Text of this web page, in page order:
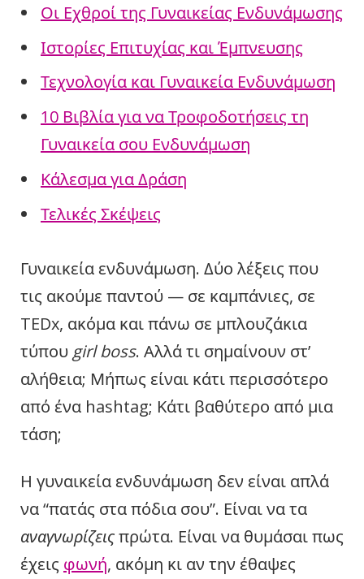
Οι Εχθροί της Γυναικείας Ενδυνάμωσης
Ιστορίες Επιτυχίας και Έμπνευσης
Τεχνολογία και Γυναικεία Ενδυνάμωση
10 Βιβλία για να Τροφοδοτήσεις τη
Γυναικεία σου Ενδυνάμωση
Κάλεσμα για Δράση
Τελικές Σκέψεις
Γυναικεία ενδυνάμωση. Δύο λέξεις που
τις ακούμε παντού — σε καμπάνιες, σε
TEDx, ακόμα και πάνω σε μπλουζάκια
τύπου girl boss. Αλλά τι σημαίνουν στ’
αλήθεια; Μήπως είναι κάτι περισσότερο
από ένα hashtag; Κάτι βαθύτερο από μια
τάση;
Η γυναικεία ενδυνάμωση δεν είναι απλά
να “πατάς στα πόδια σου”. Είναι να τα
αναγνωρίζειςπρώτα. Είναι να θυμάσαι πως
έχεις φωνή, ακόμη κι αν την έθαψες